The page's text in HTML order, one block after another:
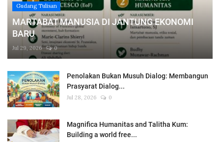
Gudang Tulisan
MARTABAT MANUSIA DI JANTUNG EKONOMI
BARU
Jul 29, 2026 0
Penolakan Bukan Musuh Dialog: Membangun
Prasyarat Dialog...
Jul 28, 2026 0
Magnifica Humanitas and Talitha Kum:
Building a world free...